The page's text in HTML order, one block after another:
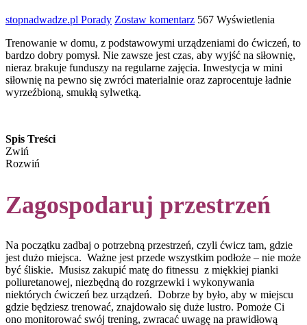
stopnadwadze.pl Porady Zostaw komentarz 567 Wyświetlenia
Trenowanie w domu, z podstawowymi urządzeniami do ćwiczeń, to
bardzo dobry pomysł. Nie zawsze jest czas, aby wyjść na siłownię,
nieraz brakuje funduszy na regularne zajęcia. Inwestycja w mini
siłownię na pewno się zwróci materialnie oraz zaprocentuje ładnie
wyrzeźbioną, smukłą sylwetką.
Spis Treści
Zwiń
Rozwiń
Zagospodaruj przestrzeń
Na początku zadbaj o potrzebną przestrzeń, czyli ćwicz tam, gdzie
jest dużo miejsca. Ważne jest przede wszystkim podłoże – nie może
być śliskie. Musisz zakupić matę do fitnessu z miękkiej pianki
poliuretanowej, niezbędną do rozgrzewki i wykonywania
niektórych ćwiczeń bez urządzeń. Dobrze by było, aby w miejscu
gdzie będziesz trenować, znajdowało się duże lustro. Pomoże Ci
ono monitorować swój trening, zwracać uwagę na prawidłową